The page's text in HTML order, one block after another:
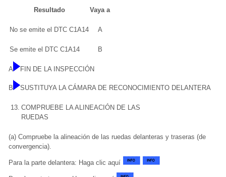
Resultado Vaya a
No se emite el DTC C1A14 A
Se emite el DTC C1A14 B
A FIN DE LA INSPECCIÓN
B SUSTITUYA LA CÁMARA DE RECONOCIMIENTO DELANTERA
13. COMPRUEBE LA ALINEACIÓN DE LAS
RUEDAS
(a) Compruebe la alineación de las ruedas delanteras y traseras (de
convergencia).
Para la parte delantera: Haga clic aquí